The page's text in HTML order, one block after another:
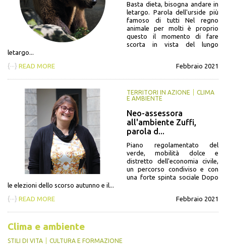
Basta dieta, bisogna andare in
letargo. Parola dell'urside più
famoso di tutti Nel regno
animale per molti è proprio
questo il momento di fare
scorta in vista del lungo
letargo...
{···} READ MORE Febbraio 2021
TERRITORI IN AZIONE
CLIMA
E AMBIENTE
Neo-assessora
all'ambiente Zuffi,
parola d...
Piano regolamentato del
verde, mobilità dolce e
distretto dell'economia civile,
un percorso condiviso e con
una forte spinta sociale Dopo
le elezioni dello scorso autunno e il...
{···} READ MORE Febbraio 2021
Clima e ambiente
STILI DI VITA CULTURA E FORMAZIONE